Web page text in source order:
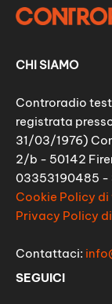
CHI SIAMO
Controradio
registrata
31/03/1976)
2/b - 50142
03353190485 -
Cookie Policy
Privacy Policy
Contattaci:
SEGUICI